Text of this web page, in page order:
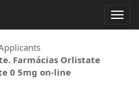
Farmácias Orlistate
0 5mg on-line